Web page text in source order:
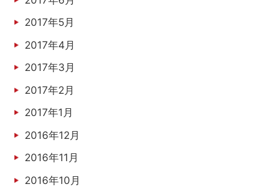
2017年5月
2017年4月
2017年3月
2017年2月
2017年1月
2016年12月
2016年11月
2016年10月